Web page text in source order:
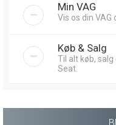
Min VAG
Vis os din
Køb & Salg
Til alt køb,
Seat.